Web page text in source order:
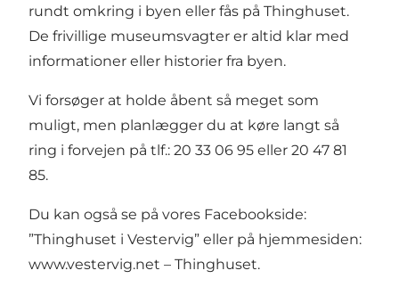
rundt omkring i byen eller fås på Thinghuset.
De frivillige museumsvagter er altid klar med
informationer eller historier fra byen.
Vi forsøger at holde åbent så meget som
muligt, men planlægger du at køre langt så
ring i forvejen på tlf.: 20 33 06 95 eller 20 47 81
85.
Du kan også se på vores Facebookside:
”Thinghuset i Vestervig” eller på hjemmesiden:
www.vestervig.net – Thinghuset.